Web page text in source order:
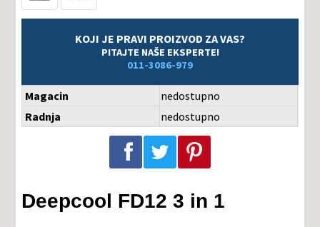
KOJI JE PRAVI PROIZVOD ZA VAS?
PITAJTE NAŠE EKSPERTE!
011-3086-979
Magacin
nedostupno
Radnja
nedostupno
Podeli na Facebook-u Podeli na Twitter-u Podeli na Pinterest-u
Deepcool FD12 3 in 1